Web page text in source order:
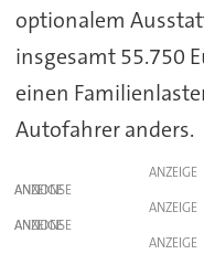
optionalem
insgesamt 55.750
einen
Autofahrer anders.
ANZEIGE
ANZEIGE
ANZEIGE
ANZEIGE
ANZEIGE